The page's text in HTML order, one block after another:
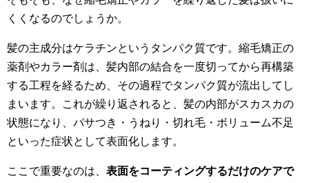
くくなるのでしょうか。
髪の主成分はケラチンというタンパク質です。縮毛矯正の
薬剤やカラー剤は、髪内部の結合を一度切ってから再構築
する工程を経るため、その過程でタンパク質が流出してし
まいます。これが繰り返されると、髪の内部がスカスカの
状態になり、パサつき・うねり・切れ毛・ボリューム不足
といった症状として表面化します。
ここで重要なのは、 表面をコーティングするだけのケアで